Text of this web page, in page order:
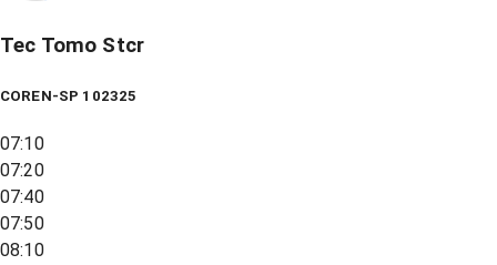
Tec Tomo Stcr
COREN-SP 102325
07:10
07:20
07:40
07:50
08:10